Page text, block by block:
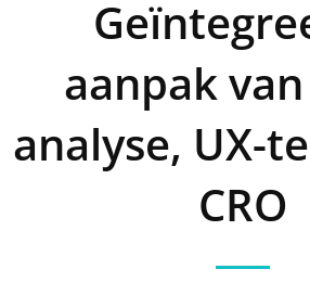
aanpak
analyse, UX-
CRO